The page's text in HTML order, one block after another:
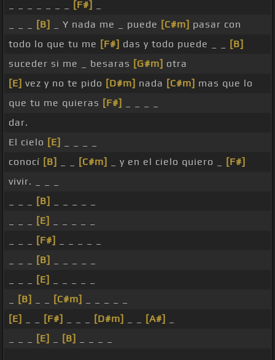
[F#]
[B] _ Y nada me _ puede [C#m] pasar con
todo lo que tu me [F#] das y todo puede _ _
[B]
suceder si me _ besaras [G#m] otra
[E] vez y no te pido [D#m] nada [C#m] mas que lo
que tu me quieras [F#]
dar.
El cielo [E]
conocí [B] [C#m] _ y en el cielo quiero _
[F#]
vivir. _ _ _
[B]
[E]
[F#]
[B]
[E]
[B] [C#m]
[E]
[F#] [D#m] [A#]
[E] [B]